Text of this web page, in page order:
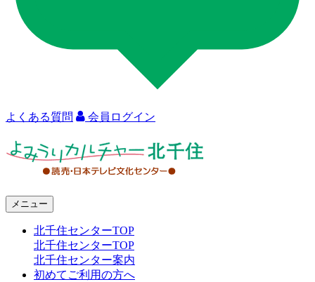
よくある質問 会員ログイン
メニュー
北千住センターTOP
北千住センターTOP
北千住センター案内
初めてご利用の方へ